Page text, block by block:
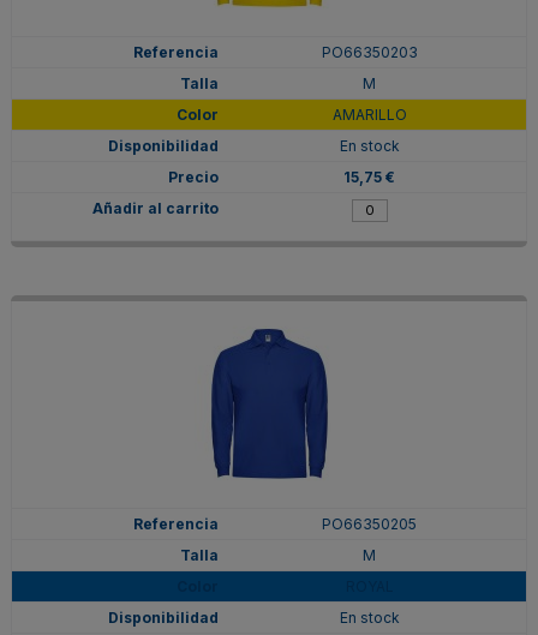
PO66350203
M
AMARILLO
En stock
15,75 €
PO66350205
M
En stock